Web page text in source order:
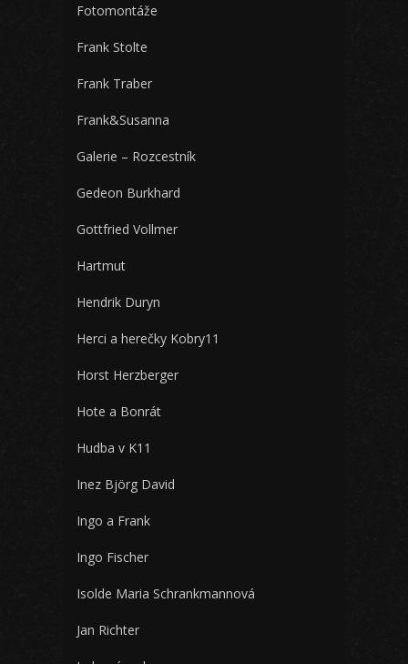
Fotomontáže
Frank Stolte
Frank Traber
Frank&Susanna
Galerie – Rozcestník
Gedeon Burkhard
Gottfried Vollmer
Hartmut
Hendrik Duryn
Herci a herečky Kobry11
Horst Herzberger
Hote a Bonrát
Hudba v K11
Inez Björg David
Ingo a Frank
Ingo Fischer
Isolde Maria Schrankmannová
Jan Richter